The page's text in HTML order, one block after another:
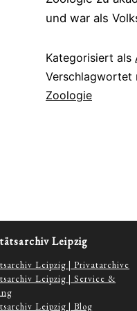
und war als
Kategorisiert als
Verschlagwortet
Zoologie
Leipzig
Leipzig | Privatarchive
Leipzig | Service &
Leipzig | Blog